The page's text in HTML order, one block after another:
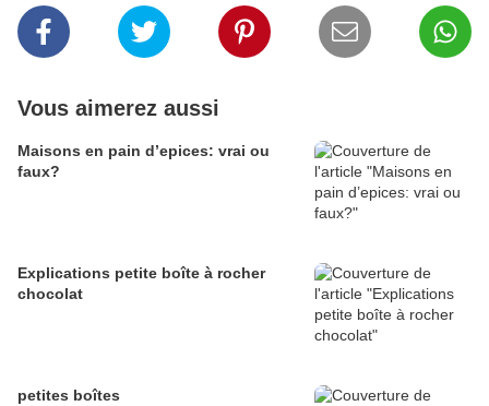
Vous aimerez aussi
Maisons en pain d’epices: vrai ou
faux?
Explications petite boîte à rocher
chocolat
petites boîtes